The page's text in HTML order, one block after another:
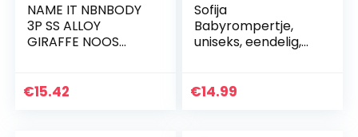
NAME IT NBNBODY
3P SS ALLOY
GIRAFFE NOOS
ondergoed
€15.42
Sofija
Babyrompertje,
uniseks, eendelig,
onesie, meisjes,
€14.99